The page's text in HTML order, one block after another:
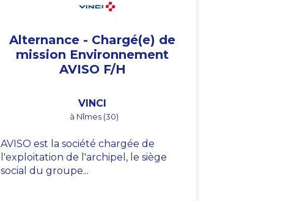
Alternance - Chargé(e) de
mission Environnement
AVISO F/H
VINCI
à Nîmes (30)
AVISO est la société chargée de
l'exploitation de l'archipel, le siège
social du groupe...